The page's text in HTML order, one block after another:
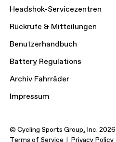
Headshok-Servicezentren
Rückrufe & Mitteilungen
Benutzerhandbuch
Battery Regulations
Archiv Fahrräder
Impressum
© Cycling Sports Group, Inc. 2026
Terms of Service
Privacy Policy